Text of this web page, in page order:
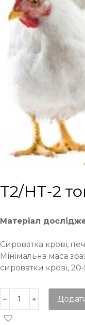
Т2/НТ-2
Матеріал
Сироватка крові,
Мінімальна маса
сироватки крові, 20-